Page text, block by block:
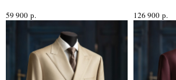
59 900 р.
126 900 р.